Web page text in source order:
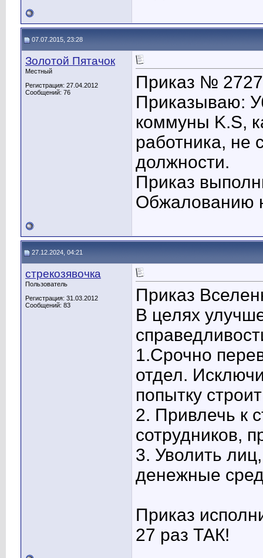
07.07.2015, 23:28
Золотой Пятачок
Местный
Регистрация: 27.04.2012
Сообщений: 76
Приказ №
Приказываю:
коммуны K.S,
работника, не
должности.
Приказ
Обжалованию
27.12.2024, 04:21
стрекозявочка
Пользователь
Регистрация: 31.03.2012
Сообщений: 83
Приказ
В целях
1.Срочно
отдел.
попытку
2. Привлечь к
сотрудников,
3. Уволить
денежные
Приказ
27 раз ТАК!